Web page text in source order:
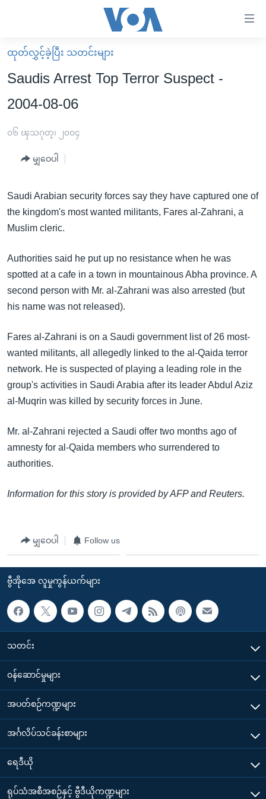
လွယ်ကူ
စေ
သည့်
များ
ပင်မ
စာမျက်နှာ
ကျော်
ကြည့်
ရန်
ရှာဖွေ
ရန်
သို့
ကျော်
ရန်
မူလစာမျက်နှာ
မြန်မာ
ကမ္ဘာ့သတင်းများ
အစ္စရေး-ပါလက်စတိုင်း
ဗွီဒီယို
ရပ်ဝန်းတခု လမ်းတခု အလွန်
အင်္ဂလိပ်စာလေ့လာမယ်
အမေရိကန်သုံးအီဒီယံ
မကြေးမုံရဲ့ အင်္ဂလိပ်စာ
ရုပ်ရှင်ထဲက အင်္ဂလိပ်စာ
သုတပဒေသာ အင်္ဂလိပ်စာ
အပတ်စဉ်ကဏ္ဍများ
ရေဒီယို
တီဗွီ
ရေဒီယိုနှင့်ရုပ်သံ အချက်အလက်များ
ရေဒီယို/တီဗွီအစီအစဉ်
Learning English
ဘာသာစကားများ
ထုတ်လွှင့်ခဲ့ပြီး သတင်းများ
Saudis Arrest Top Terror Suspect -
2004-08-06
၀၆ ၾသဂုတ္၊ ၂၀၀၄
မျှဝေပါ
Saudi Arabian security forces say they have captured one of
the kingdom's most wanted militants, Fares al-Zahrani, a
Muslim cleric.
Authorities said he put up no resistance when he was
spotted at a cafe in a town in mountainous Abha province. A
second person with Mr. al-Zahrani was also arrested (but
his name was not released).
Fares al-Zahrani is on a Saudi government list of 26 most-
wanted militants, all allegedly linked to the al-Qaida terror
network. He is suspected of playing a leading role in the
group's activities in Saudi Arabia after its leader Abdul Aziz
al-Muqrin was killed by security forces in June.
Mr. al-Zahrani rejected a Saudi offer two months ago of
amnesty for al-Qaida members who surrendered to
authorities.
Information for this story is provided by AFP and Reuters.
မျှဝေပါ Follow us
ဗွီအိုအေ လူမှုကွန်ယက်များ
သတင်း
၀န်ဆောင်မှုများ
အပတ်စဉ်ကဏ္ဍများ
အင်္ဂလိပ်သင်ခန်းစာများ
ရေဒီယို
ရုပ်သံအစီအစဉ်နှင့် ဗွီဒီယိုကဏ္ဍများ